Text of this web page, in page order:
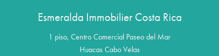
Esmeralda Immobilier Costa Rica
1 piso, Centro Comercial Paseo del Mar
Huacas Cabo Velas